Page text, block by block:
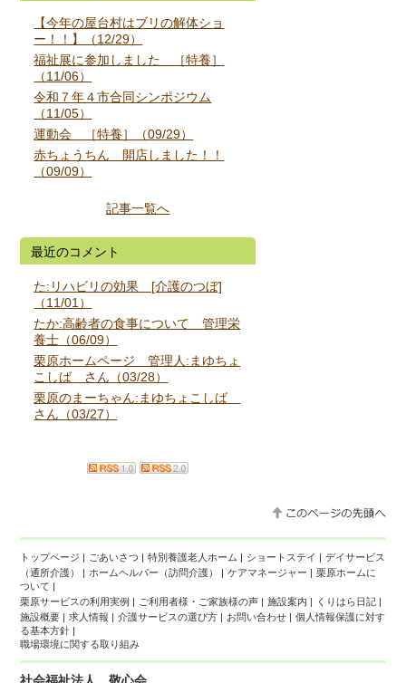
【今年の屋台村はブリの解体ショ
ー！！】（12/29）
福祉展に参加しました ［特養］
（11/06）
令和７年４市合同シンポジウム
（11/05）
運動会 ［特養］（09/29）
赤ちょうちん 開店しました！！
（09/09）
記事一覧へ
最近のコメント
た:リハビリの効果 [介護のつぼ]
（11/01）
たか:高齢者の食事について 管理栄
養士（06/09）
栗原ホームページ 管理人:まゆちょ
こしば さん（03/28）
栗原のまーちゃん:まゆちょこしば
さん（03/27）
トップページ | ごあいさつ | 特別養護老人ホーム | ショートステイ | デイサービス
（通所介護）
| ホームヘルパー（訪問介護） | ケアマネージャー | 栗原ホームに
ついて |
栗原サービスの利用実例 | ご利用者様・ご家族様の声 | 施設案内 | くりはら日記 |
施設概要 | 求人情報 | 介護サービスの選び方 | お問い合わせ | 個人情報保護に対す
る基本方針 |
職場環境に関する取り組み